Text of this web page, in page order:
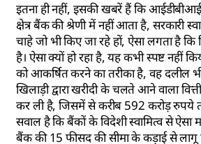
इतना ही नहीं, इसकी खबरें हैं कि
क्षेत्र बैंक की श्रेणी में नहीं आता है, सरकारी
चाहे जो भी किए जा रहे हों, ऐसा लगता है
है। ऐसा क्यों हो रहा है, यह कभी स्पष्ट नहीं
को आकर्षित करने का तरीका है, वह दलील
खिलाड़ी द्वारा खरीदी के चलते आने वाला
कर ली है, जिसमें से करीब 592 करोड़ रुपये
सवाल है कि बैंकों के विदेशी स्वामित्व से
बैंक की 15 फीसद की सीमा के कड़ाई से लागू